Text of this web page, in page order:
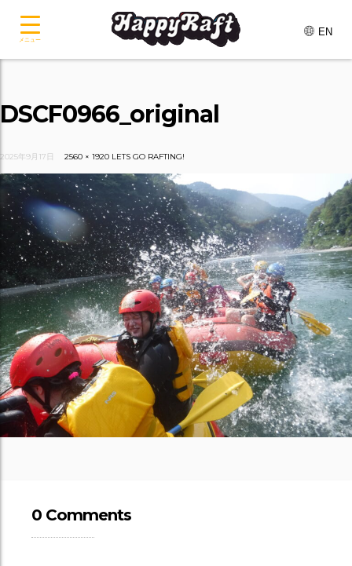
EN
DSCF0966_original
2025年9月17日 2560 × 1920 LETS GO RAFTING!
0 Comments
メニュー